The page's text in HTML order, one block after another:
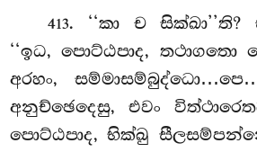
413. ‘‘කා ච
‘‘ඉධ, පොට්ඨපාද,
අරහං,
අනුච්ඡෙදෙසු, එවං
පොට්ඨපාද, භික්ඛු